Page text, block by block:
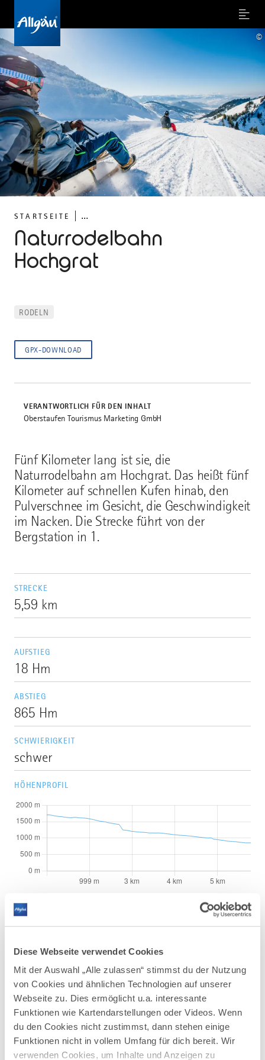
Diese Webseite verwendet Cookies
Mit der Auswahl „Alle zulassen“ stimmst du der Nutzung
von Cookies und ähnlichen Technologien auf unserer
Webseite zu. Dies ermöglicht u.a. interessante
Funktionen wie Kartendarstellungen oder Videos. Wenn
du den Cookies nicht zustimmst, dann stehen einige
Funktionen nicht in vollem Umfang für dich bereit. Wir
verwenden Cookies, um Inhalte und Anzeigen zu
Menu
STARTSEITE ...
Naturrodelbahn
Hochgrat
©
Fünf Kilometer lang ist sie, die
Naturrodelbahn am Hochgrat. Das heißt fünf
Kilometer auf schnellen Kufen hinab, den
Pulverschnee im Gesicht, die Geschwindigkeit
im Nacken. Die Strecke führt von der
Bergstation in 1.
STRECKE
5,59 km
AUFSTIEG
18 Hm
ABSTIEG
865 Hm
SCHWIERIGKEIT
schwer
HÖHENPROFIL
AUF DER ALLGÄU KARTE
RODELN
GPX-DOWNLOAD
VERANTWORTLICH FÜR DEN INHALT
Oberstaufen Tourismus Marketing GmbH